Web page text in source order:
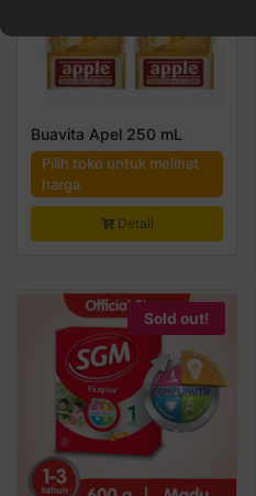
Buavita Apel 250 mL
Pilih toko untuk melihat
harga
Detail
Sold out!